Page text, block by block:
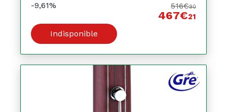
-9,61% 516€90
467€21
Indisponible